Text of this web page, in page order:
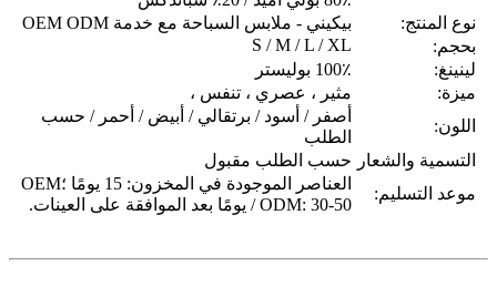
نوع المنتج:
بيكيني - ملابس السباحة مع خدمة OEM ODM
بحجم:
S / M / L / XL
لينينغ:
100٪ بوليستر
ميزة:
مثير ، عصري ، تنفس ،
اللون:
أصفر / أسود / برتقالي / أبيض / أحمر / حسب
الطلب
التسمية والشعار
حسب الطلب مقبول
موعد التسليم:
العناصر الموجودة في المخزون: 15 يومًا ؛OEM
/ ODM: 30-50 يومًا بعد الموافقة على العينات.